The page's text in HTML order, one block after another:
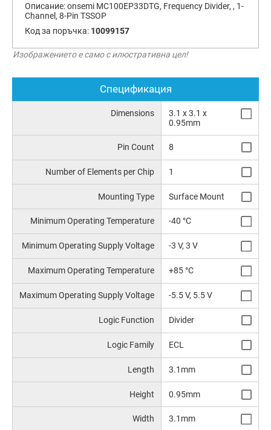
Описание:onsemi MC100EP33DTG, Frequency Divider, , 1-
Channel, 8-Pin TSSOP
Код за поръчка: 10099157
Изображението е само с илюстративна цел!
Спецификация
Dimensions
3.1 x 3.1 x
0.95mm
Pin Count 8
Number of Elements per Chip 1
Mounting Type Surface Mount
Minimum Operating Temperature -40 °C
Minimum Operating Supply Voltage -3 V, 3 V
Maximum Operating Temperature +85 °C
Maximum Operating Supply Voltage -5.5 V, 5.5 V
Logic Function Divider
Logic Family ECL
Length 3.1mm
Height 0.95mm
Width 3.1mm